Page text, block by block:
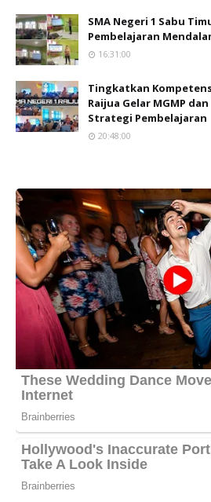
SMA Negeri 1 Sabu
Pembelajaran
16:31:00
Tingkatkan
Raijua Gelar MGMP
Strategi Pembelajaran
20:48:00